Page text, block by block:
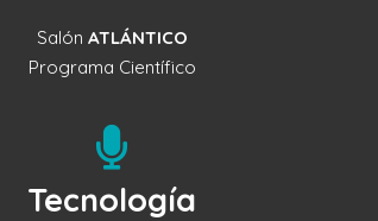
Salón ATLÁNTICO
Programa Científico

Tecnología